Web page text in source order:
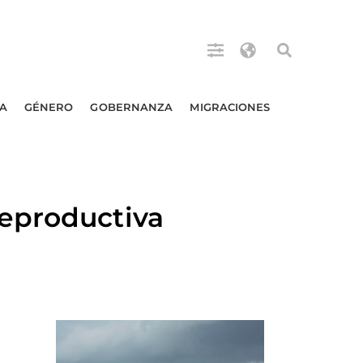
GÉNERO GOBERNANZA MIGRACIONES